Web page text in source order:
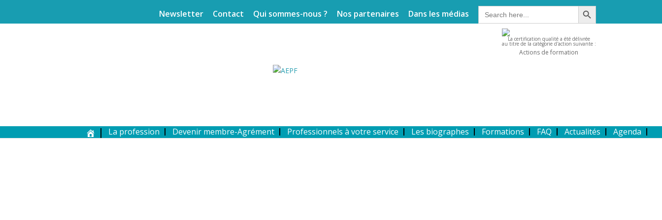
Newsletter Contact Qui sommes-nous ? Nos partenaires Dans les médias Search
for:
Search Button
La certification qualité a été délivrée
au titre de la catégorie d'action suivante :
Actions de formation
La profession Devenir membre-Agrément Professionnels à votre service Les biographes Formations FAQ Actualités Agenda